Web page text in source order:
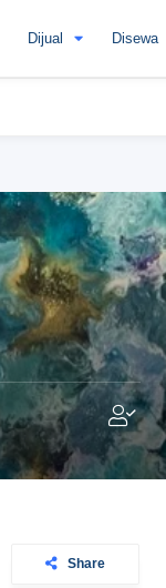
Dijual Disewa
Share